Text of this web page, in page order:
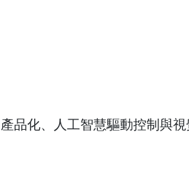
品化、人工智慧驅動控制與視